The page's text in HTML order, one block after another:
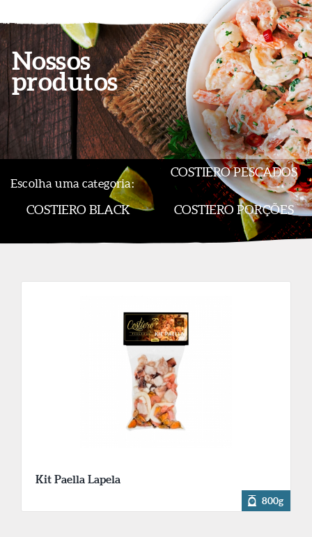
Nossos
produtos
Escolha uma categoria:
COSTIERO BLACK
COSTIERO PESCADOS
COSTIERO PORÇÕES
Kit Paella Lapela
800g